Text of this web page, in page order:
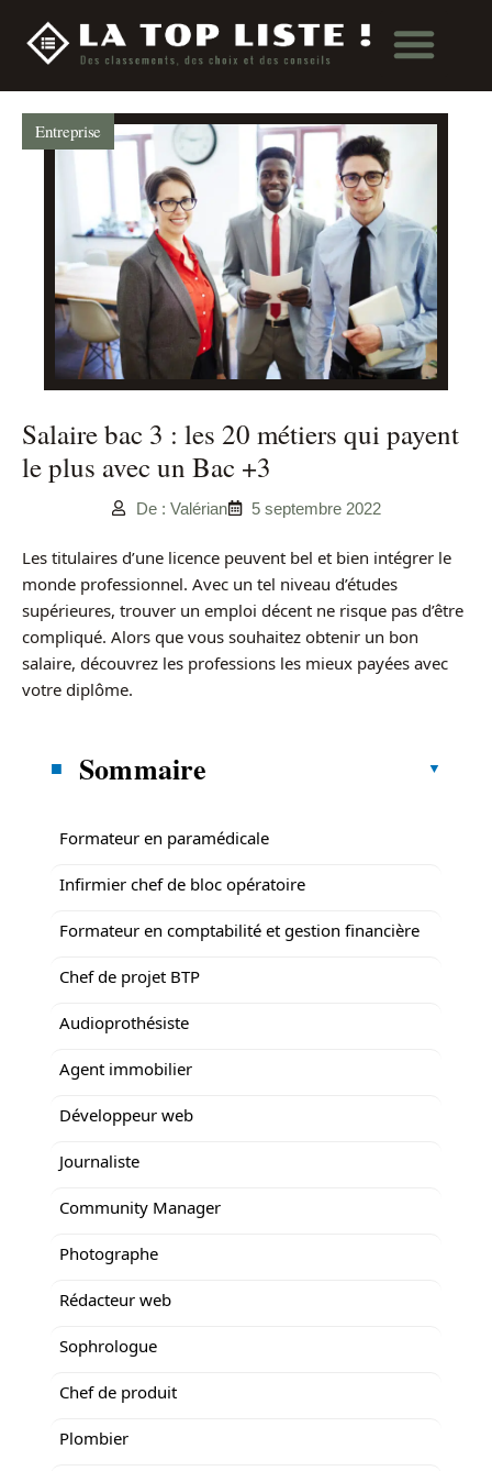
Entreprise
Salaire bac 3 : les 20 métiers qui payent
le plus avec un Bac +3
De : Valérian 5 septembre 2022
Les titulaires d’une licence peuvent bel et bien intégrer le
monde professionnel. Avec un tel niveau d’études
supérieures, trouver un emploi décent ne risque pas d’être
compliqué. Alors que vous souhaitez obtenir un bon
salaire, découvrez les professions les mieux payées avec
votre diplôme.
Sommaire
Formateur en paramédicale
Infirmier chef de bloc opératoire
Formateur en comptabilité et gestion financière
Chef de projet BTP
Audioprothésiste
Agent immobilier
Développeur web
Journaliste
Community Manager
Photographe
Rédacteur web
Sophrologue
Chef de produit
Plombier